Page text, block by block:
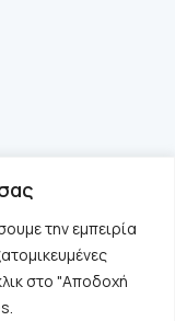
την εμπειρία
στο "Αποδοχή